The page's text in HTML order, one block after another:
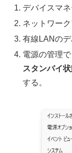
デバイスマ
ネットワー
有線LANの
電源の管理で
スタンバイ
する。